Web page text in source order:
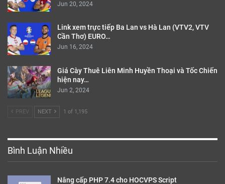
Jun 20, 2024
Link xem trực tiếp Ba Lan vs Hà Lan (VTV2, VTV
Cần Thơ) EURO…
Jun 16, 2024
Giá Cày Thuê Liên Minh Huyền Thoại và Tốc Chiến
hiện nay…
Jun 2, 2024
PREV NEXT 1 of 1,195
Bình Luận Nhiều
Nâng cấp PHP 7.4 cho HOCVPS Script